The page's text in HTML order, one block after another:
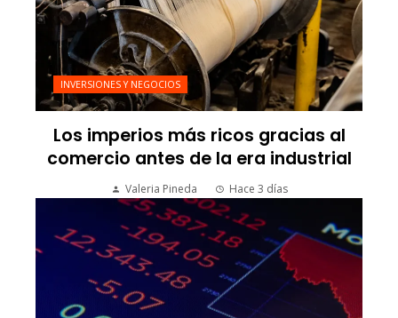
INVERSIONES Y NEGOCIOS
Los imperios más ricos gracias al
comercio antes de la era industrial
Valeria Pineda Hace 3 días